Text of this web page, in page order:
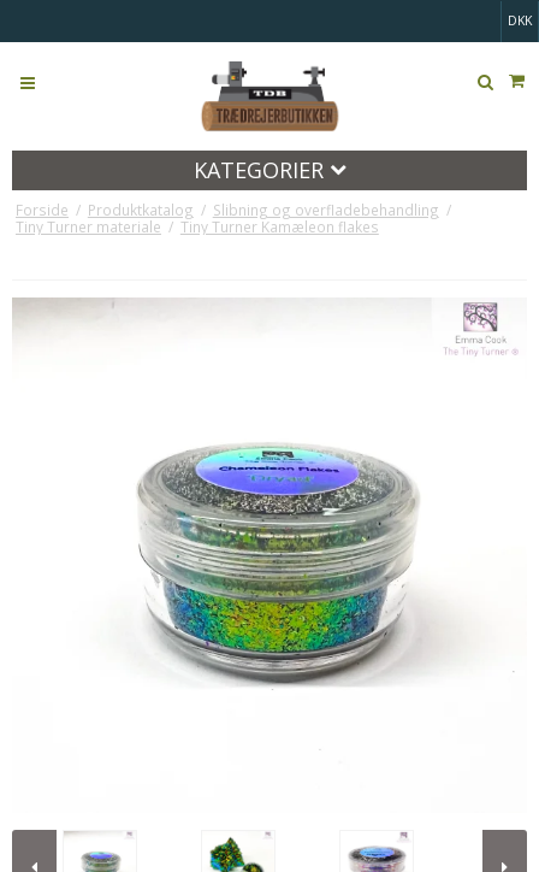
DKK
KATEGORIER
Forside / Produktkatalog / Slibning og overfladebehandling /
Tiny Turner materiale / Tiny Turner Kamæleon flakes